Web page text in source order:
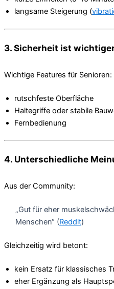
langsame Steigerung (
3. Sicherheit ist
Wichtige Features für Senioren:
rutschfeste Oberfläche
Haltegriffe oder stabile
Fernbedienung
4. Unterschiedliche
Aus der Community:
„Gut für eher
Menschen“ (Reddit)
Gleichzeitig wird betont:
kein Ersatz für klassisches
eher Ergänzung als